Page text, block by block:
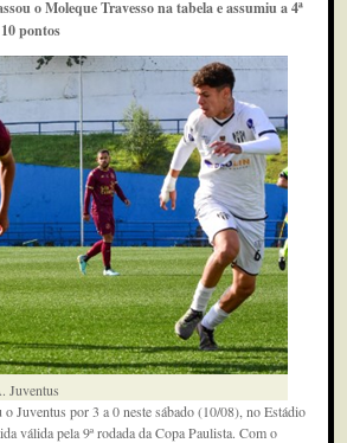
o Moleque Travesso na tabela e assumiu a 4ª
pontos
Juventus
Juventus por 3 a 0 neste sábado (10/08), no Estádio
válida pela 9ª rodada da Copa Paulista. Com o